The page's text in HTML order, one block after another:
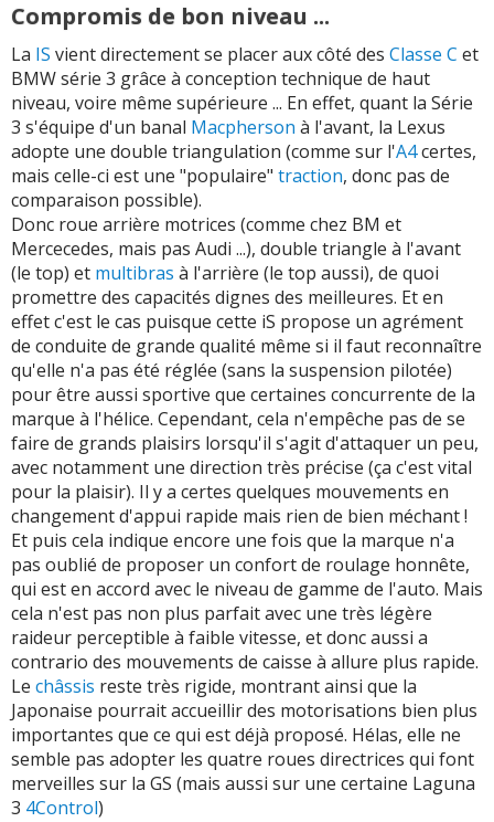
Compromis de bon niveau ...
La IS vient directement se placer aux côté des Classe C et
BMW série 3 grâce à conception technique de haut
niveau, voire même supérieure ... En effet, quant la Série
3 s'équipe d'un banal Macpherson à l'avant, la Lexus
adopte une double triangulation (comme sur l'A4certes,
mais celle-ci est une "populaire" traction, donc pas de
comparaison possible).
Donc roue arrière motrices (comme chez BM et
Mercecedes, mais pas Audi ...), double triangle à l'avant
(le top) et multibras à l'arrière (le top aussi), de quoi
promettre des capacités dignes des meilleures. Et en
effet c'est le cas puisque cette iS propose un agrément
de conduite de grande qualité même si il faut reconnaître
qu'elle n'a pas été réglée (sans la suspension pilotée)
pour être aussi sportive que certaines concurrente de la
marque à l'hélice. Cependant, cela n'empêche pas de se
faire de grands plaisirs lorsqu'il s'agit d'attaquer un peu,
avec notamment une direction très précise (ça c'est vital
pour la plaisir). Il y a certes quelques mouvements en
changement d'appui rapide mais rien de bien méchant !
Et puis cela indique encore une fois que la marque n'a
pas oublié de proposer un confort de roulage honnête,
qui est en accord avec le niveau de gamme de l'auto. Mais
cela n'est pas non plus parfait avec une très légère
raideur perceptible à faible vitesse, et donc aussi a
contrario des mouvements de caisse à allure plus rapide.
Le châssis reste très rigide, montrant ainsi que la
Japonaise pourrait accueillir des motorisations bien plus
importantes que ce qui est déjà proposé. Hélas, elle ne
semble pas adopter les quatre roues directrices qui font
merveilles sur la GS (mais aussi sur une certaine Laguna
3 4Control)